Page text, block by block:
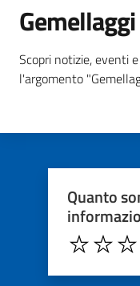
Gemellaggi
Dettagli
Scopri notizie, eventi
l'argomento
Quanto